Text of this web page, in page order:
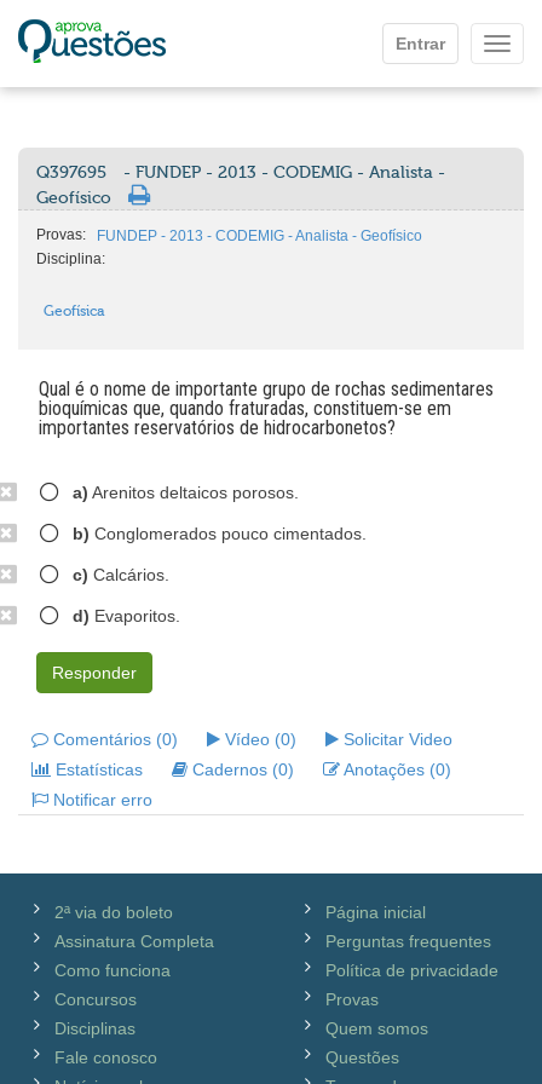
Entrar
Q397695
- FUNDEP - 2013 - CODEMIG - Analista -
Geofísico
Provas:
FUNDEP - 2013 - CODEMIG - Analista - Geofísico
Disciplina:
Geofísica
Qual é o nome de importante grupo de rochas sedimentares
bioquímicas que, quando fraturadas, constituem-se em
importantes reservatórios de hidrocarbonetos?
a) Arenitos deltaicos porosos.
b) Conglomerados pouco cimentados.
c) Calcários.
d) Evaporitos.
Responder
Comentários (0) Vídeo (0)
Solicitar Video
Estatísticas
Cadernos (0)
Anotações (0)
Notificar erro
2ª via do boleto
Assinatura Completa
Como funciona
Concursos
Disciplinas
Fale conosco
Página inicial
Perguntas frequentes
Política de privacidade
Provas
Quem somos
Questões